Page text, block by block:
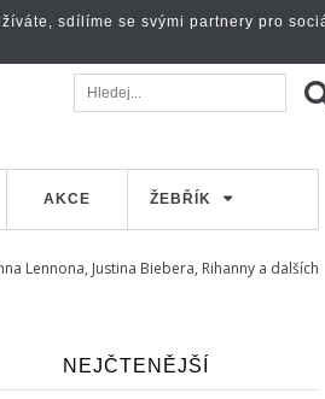
AKCE ŽEBŘÍK
Lennona, Justina Biebera, Rihanny a dalších
NEJČTENĚJŠÍ
sdílíme se svými partnery pro